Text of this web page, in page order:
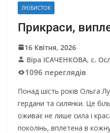
ЛЮБИСТОК
Прикраси,
16 Квітня, 2026
Віра ІСАЧЕНКОВА, с.
1096 переглядів
Понад шість років Ольга
гердани та силянки. Це
оживає не лише сила і
поколінь, вплетена в